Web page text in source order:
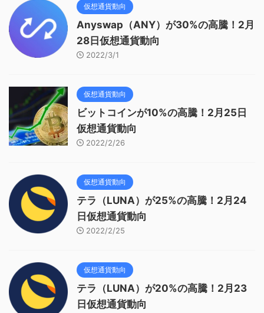
仮想通貨動向
Anyswap（ANY）が30%の高騰！2月
28日仮想通貨動向
2022/3/1
仮想通貨動向
ビットコインが10%の高騰！2月25日
仮想通貨動向
2022/2/26
仮想通貨動向
テラ（LUNA）が25%の高騰！2月24
日仮想通貨動向
2022/2/25
仮想通貨動向
テラ（LUNA）が20%の高騰！2月23
日仮想通貨動向